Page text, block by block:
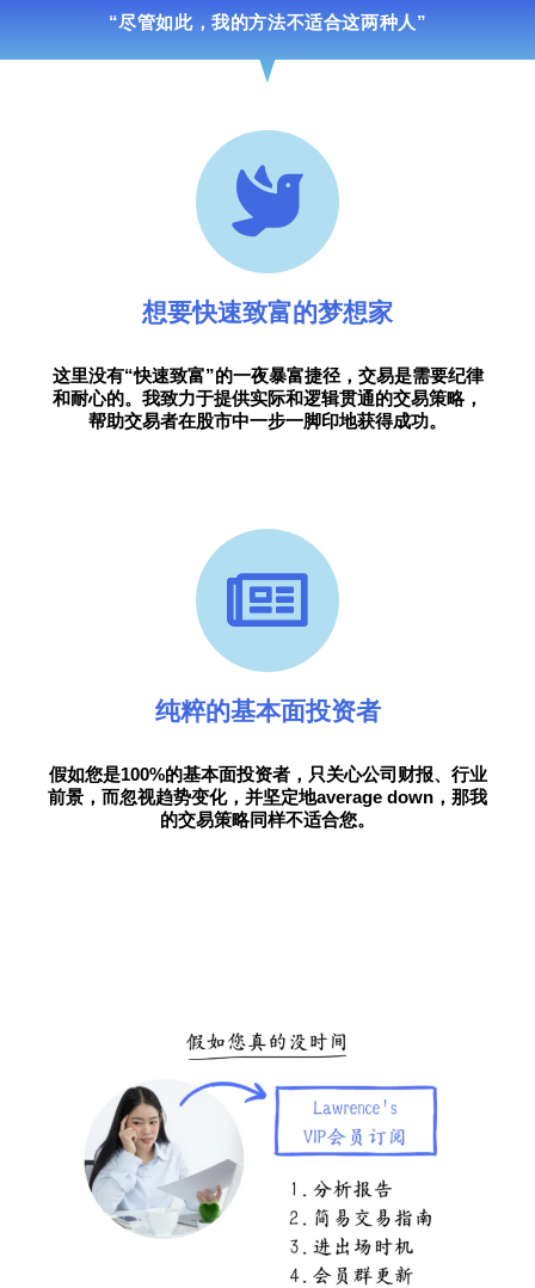
“尽管如此，我的方法不适合这两种人”
想要快速致富的梦想家
这里没有“快速致富”的一夜暴富捷径，交易是需要纪律
和耐心的。我致力于提供实际和逻辑贯通的交易策略，
帮助交易者在股市中一步一脚印地获得成功。
纯粹的基本面投资者
假如您是100%的基本面投资者，只关心公司财报、行业
前景，而忽视趋势变化，并坚定地average down，那我
的交易策略同样不适合您。